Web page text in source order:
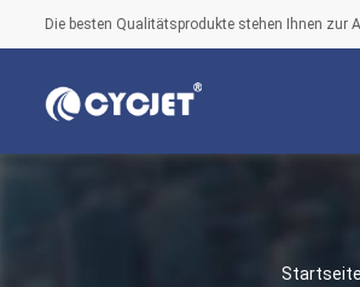
Die besten Qualitätsprodukte stehen Ihnen zur
Startseite